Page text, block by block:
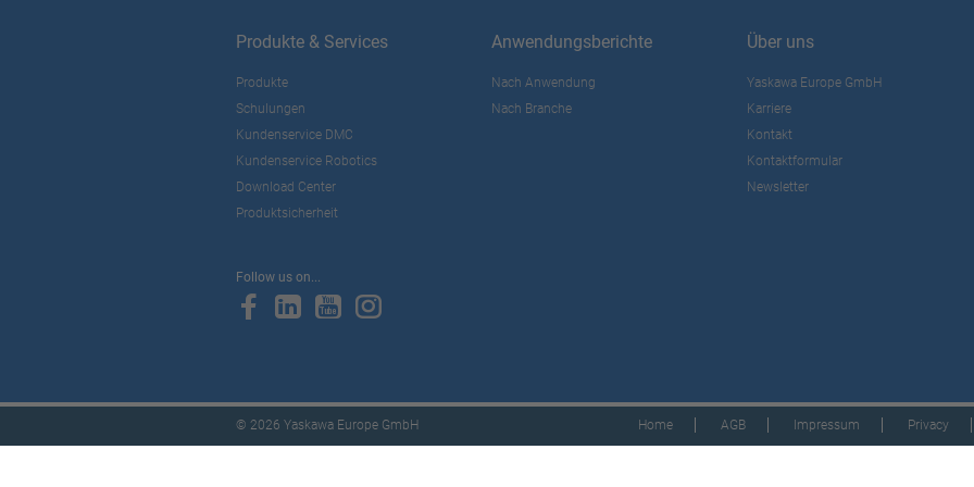
Produkte & Services
Produkte
Schulungen
Kundenservice DMC
Kundenservice Robotics
Download Center
Produktsicherheit
Anwendungsberichte
Nach Anwendung
Nach Branche
Über uns
Yaskawa Europe GmbH
Karriere
Kontakt
Kontaktformular
Newsletter
Follow us on...
© 2026 Yaskawa Europe GmbH Home AGB Impressum Privacy